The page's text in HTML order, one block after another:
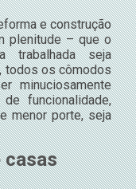
e construção
plenitude – que o
trabalhada seja
todos os cômodos
minuciosamente
funcionalidade,
menor porte, seja
casas